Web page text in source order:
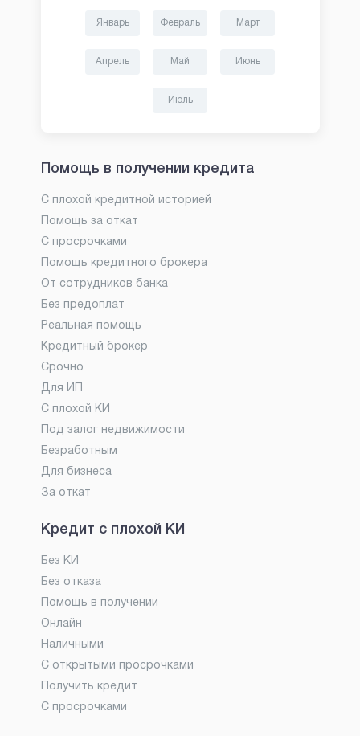
Январь Февраль Март
Апрель Май Июнь
Июль
Помощь в получении кредита
С плохой кредитной историей
Помощь за откат
С просрочками
Помощь кредитного брокера
От сотрудников банка
Без предоплат
Реальная помощь
Кредитный брокер
Срочно
Для ИП
С плохой КИ
Под залог недвижимости
Безработным
Для бизнеса
За откат
Кредит с плохой КИ
Без КИ
Без отказа
Помощь в получении
Онлайн
Наличными
С открытыми просрочками
Получить кредит
С просрочками